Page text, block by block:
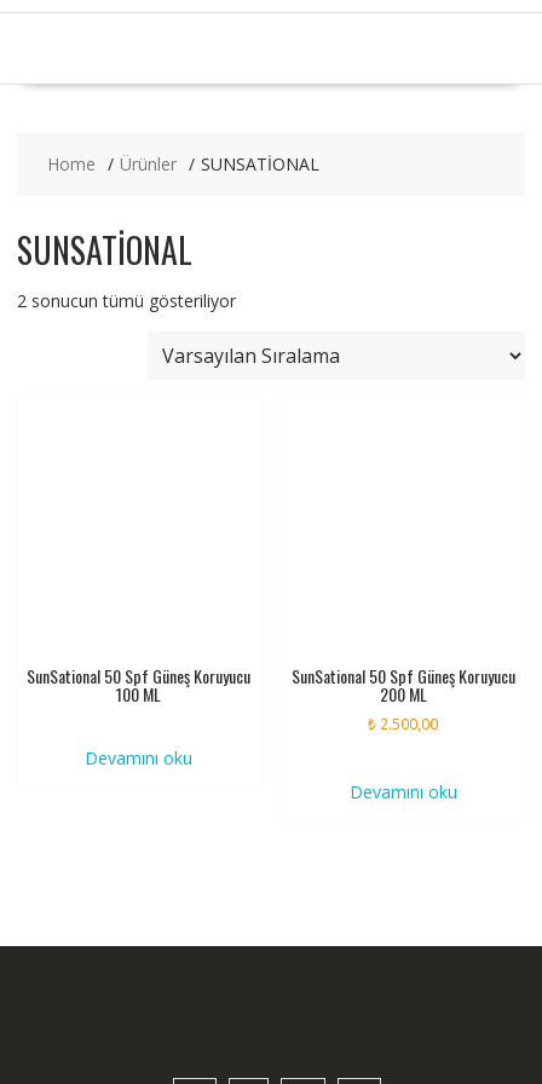
Home Ürünler SUNSATİONAL
SUNSATİONAL
2 sonucun tümü gösteriliyor
SunSational 50 Spf Güneş Koruyucu
100 ML
Devamını oku
SunSational 50 Spf Güneş Koruyucu
200 ML
₺ 2.500,00
Devamını oku